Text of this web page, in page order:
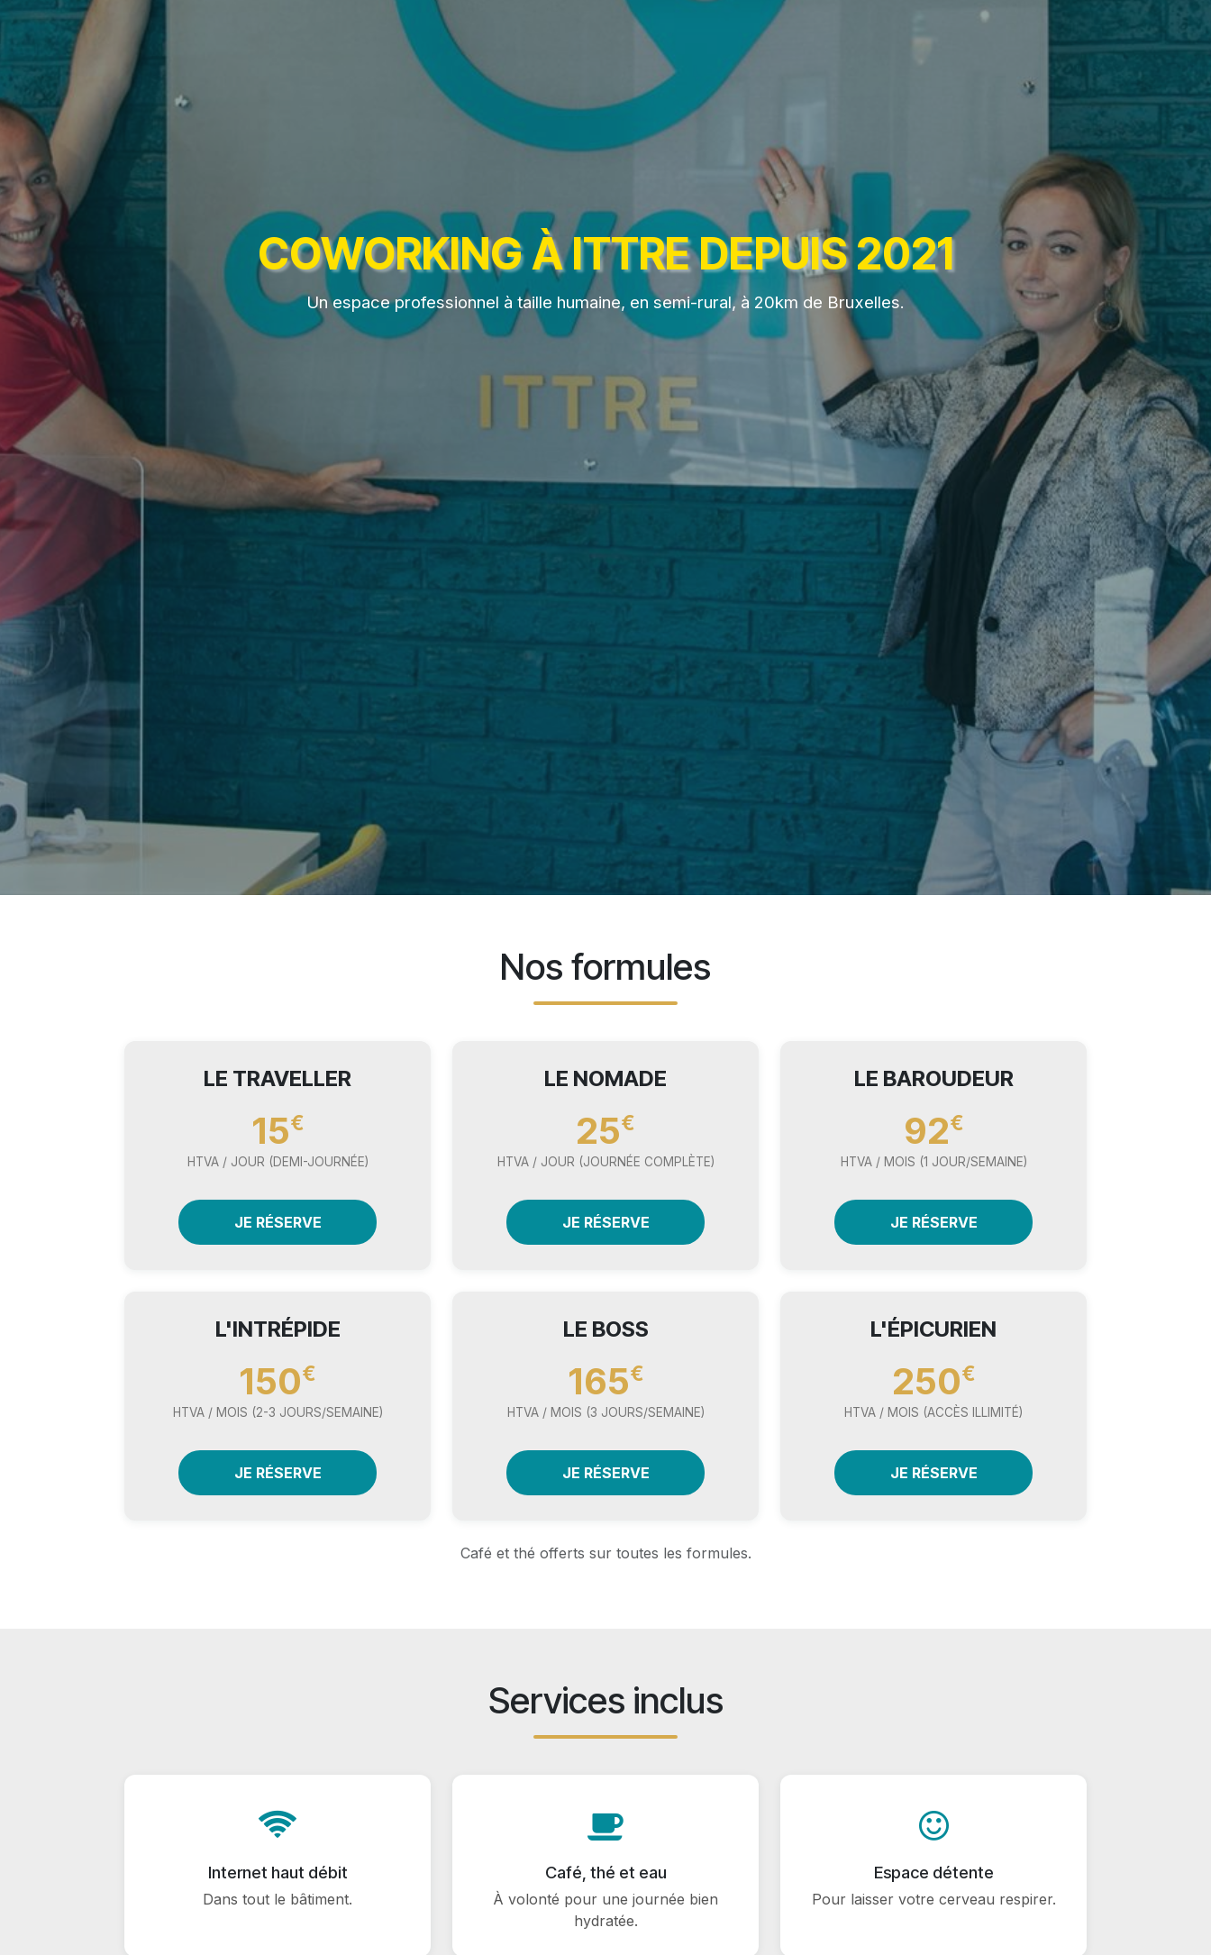
COWORKING À ITTRE DEPUIS 2021
Un espace professionnel à taille humaine, en semi-rural, à 20km de Bruxelles.
Nos formules
LE TRAVELLER
15€
HTVA / JOUR (DEMI-JOURNÉE)
JE RÉSERVE
LE NOMADE
25€
HTVA / JOUR (JOURNÉE COMPLÈTE)
JE RÉSERVE
LE BAROUDEUR
92€
HTVA / MOIS (1 JOUR/SEMAINE)
JE RÉSERVE
L'INTRÉPIDE
150€
HTVA / MOIS (2-3 JOURS/SEMAINE)
JE RÉSERVE
LE BOSS
165€
HTVA / MOIS (3 JOURS/SEMAINE)
JE RÉSERVE
L'ÉPICURIEN
250€
HTVA / MOIS (ACCÈS ILLIMITÉ)
JE RÉSERVE
Café et thé offerts sur toutes les formules.
Services inclus
Internet haut débit
Dans tout le bâtiment.
Café, thé et eau
À volonté pour une journée bien
hydratée.
Espace détente
Pour laisser votre cerveau respirer.